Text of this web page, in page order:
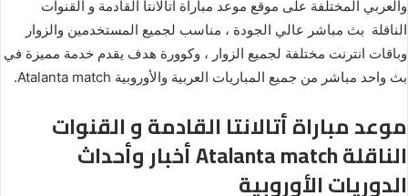
والعربي المختلفة على موقع موعد مباراة أتالانتا القادمة و القنوات
الناقلة بث مباشر عالي الجودة ، مناسب لجميع المستخدمين والزوار
وباقات انترنت مختلفة لجميع الزوار ، وكوورة هدف يقدم خدمة مميزة في
بث واحد مباشر من جميع المباريات العربية والأوروبية Atalanta match.
موعد مباراة أتالانتا القادمة و القنوات
الناقلة Atalanta match أخبار وأحداث
الدوريات الأوروبية